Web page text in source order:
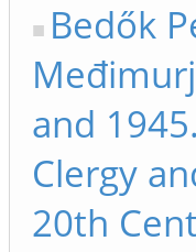
Bedők
and
Clergy
20th